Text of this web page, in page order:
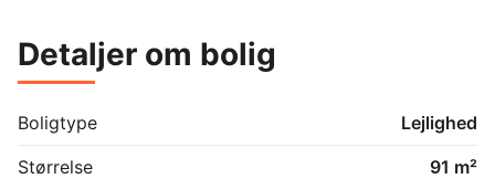
indretningsmuligheder, også her er der et nyt, stilfuldt
badeværelse samt spotlys i både gangen og
Hele boligen fremstår lys, rummelig og klar til
indflytning med sine gennemførte renovering og
moderne materialevalg.
Detaljer om bolig
Boligtype
Lejlighed
Størrelse
91 m²